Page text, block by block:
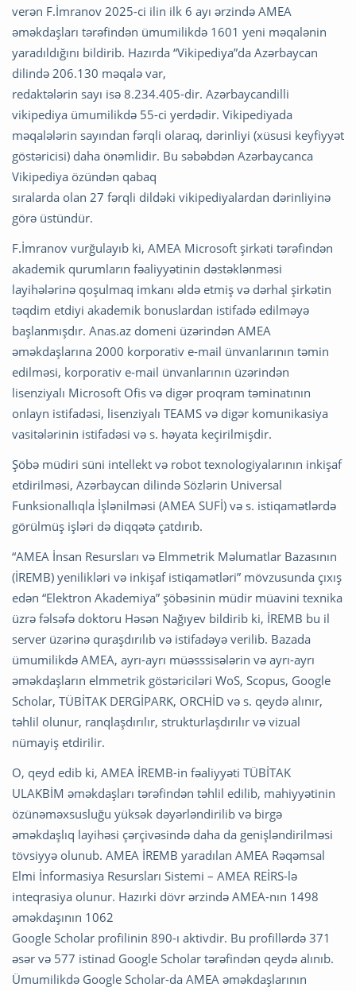
verən F.İmranov 2025-ci ilin ilk 6 ayı ərzində AMEA
əməkdaşları tərəfindən ümumilikdə 1601 yeni məqalənin
yaradıldığını bildirib. Hazırda “Vikipediya”da Azərbaycan
dilində 206.130 məqalə var,
redaktələrin sayı isə 8.234.405-dir. Azərbaycandilli
vikipediya ümumilikdə 55-ci yerdədir. Vikipediyada
məqalələrin sayından fərqli olaraq, dərinliyi (xüsusi keyfiyyət
göstəricisi) daha önəmlidir. Bu səbəbdən Azərbaycanca
Vikipediya özündən qabaq
sıralarda olan 27 fərqli dildəki vikipediyalardan dərinliyinə
görə üstündür.
F.İmranov vurğulayıb ki, AMEA Microsoft şirkəti tərəfindən
akademik qurumların fəaliyyətinin dəstəklənməsi
layihələrinə qoşulmaq imkanı əldə etmiş və dərhal şirkətin
təqdim etdiyi akademik bonuslardan istifadə edilməyə
başlanmışdır. Anas.az domeni üzərindən AMEA
əməkdaşlarına 2000 korporativ e-mail ünvanlarının təmin
edilməsi, korporativ e-mail ünvanlarının üzərindən
lisenziyalı Microsoft Ofis və digər proqram təminatının
onlayn istifadəsi, lisenziyalı TEAMS və digər komunikasiya
vasitələrinin istifadəsi və s. həyata keçirilmişdir.
Şöbə müdiri süni intellekt və robot texnologiyalarının inkişaf
etdirilməsi, Azərbaycan dilində Sözlərin Universal
Funksionallıqla İşlənilməsi (AMEA SUFİ) və s. istiqamətlərdə
görülmüş işləri də diqqətə çatdırıb.
“AMEA İnsan Resursları və Elmmetrik Məlumatlar Bazasının
(İREMB) yenilikləri və inkişaf istiqamətləri” mövzusunda çıxış
edən “Elektron Akademiya” şöbəsinin müdir müavini texnika
üzrə fəlsəfə doktoru Həsən Nağıyev bildirib ki, İREMB bu il
server üzərinə quraşdırılıb və istifadəyə verilib. Bazada
ümumilikdə AMEA, ayrı-ayrı müəsssisələrin və ayrı-ayrı
əməkdaşların elmmetrik göstəriciləri WoS, Scopus, Google
Scholar, TÜBİTAK DERGİPARK, ORCHİD və s. qeydə alınır,
təhlil olunur, ranqlaşdırılır, strukturlaşdırılır və vizual
nümayiş etdirilir.
O, qeyd edib ki, AMEA İREMB-in fəaliyyəti TÜBİTAK
ULAKBİM əməkdaşları tərəfindən təhlil edilib, mahiyyətinin
özünəməxsusluğu yüksək dəyərləndirilib və birgə
əməkdaşlıq layihəsi çərçivəsində daha da genişləndirilməsi
tövsiyyə olunub. AMEA İREMB yaradılan AMEA Rəqəmsal
Elmi İnformasiya Resursları Sistemi – AMEA REİRS-lə
inteqrasiya olunur. Hazırki dövr ərzində AMEA-nın 1498
əməkdaşının 1062
Google Scholar profilinin 890-ı aktivdir. Bu profillərdə 371
əsər və 577 istinad Google Scholar tərəfindən qeydə alınıb.
Ümumilikdə Google Scholar-da AMEA əməkdaşlarının